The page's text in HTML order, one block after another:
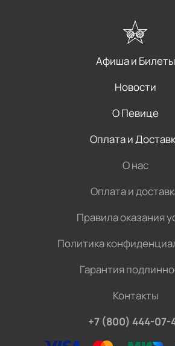
Афиша и Билеты
Новости
О Певице
Оплата и
О нас
Оплата и
Правила оказания
Политика
Гарантия
Контакты
+7 (800) 444-07-